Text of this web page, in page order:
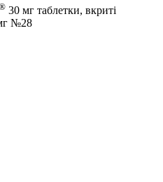
30 мг таблетки, вкриті
№28